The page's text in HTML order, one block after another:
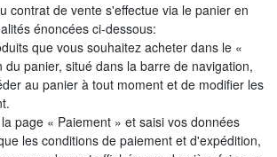
contrat de vente s'effectue via le panier en
énoncées ci-dessous:
que vous souhaitez acheter dans le «
panier, situé dans la barre de navigation,
au panier à tout moment et de modifier les
page « Paiement » et saisi vos données
les conditions de paiement et d'expédition,